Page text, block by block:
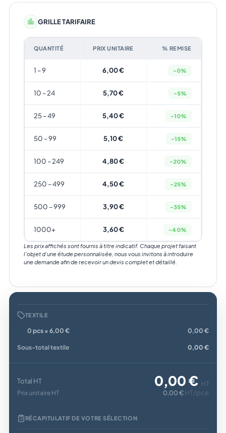
GRILLE TARIFAIRE
QUANTITÉ PRIX UNITAIRE % REMISE
1 – 9 6,00 € -0%
10 – 24 5,70 € -5%
25 – 49 5,40 € -10%
50 – 99 5,10 € -15%
100 – 249 4,80 € -20%
250 – 499 4,50 € -25%
500 – 999 3,90 € -35%
1000+ 3,60 € -40%
Les prix affichés sont fournis à titre indicatif. Chaque projet faisant
l’objet d’une étude personnalisée, nous vous invitons à introduire
une demande afin de recevoir un devis complet et détaillé.
TEXTILE
0 pcs × 6,00 € 0,00 €
Sous-total textile 0,00 €
Total HT 0,00 € HT
Prix unitaire HT 0,00 € HT/pce
RÉCAPITULATIF DE VOTRE SÉLECTION